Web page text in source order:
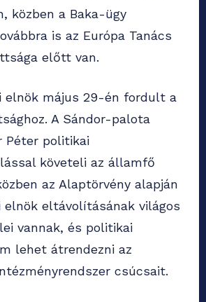
közben a Baka-ügy
is az Európa Tanács
előtt van.
elnök május 29-én fordult a
A Sándor-palota
Péter politikai
követeli az államfő
az Alaptörvény alapján
elnök eltávolításának világos
vannak, és politikai
lehet átrendezni az
csúcsait.